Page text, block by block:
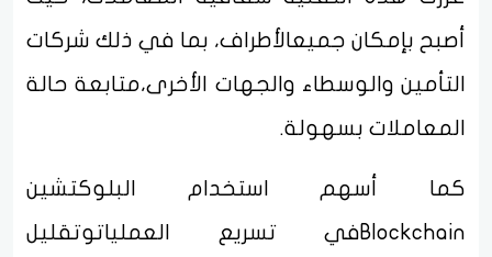
أصبح بإمكان جميعالأطراف، بما في ذلك شركات
التأمين والوسطاء والجهات الأخرى،متابعة حالة
المعاملات بسهولة.
كما أسهم استخدام البلوكتشين
Blockchainفي تسريع العملياتوتقليل